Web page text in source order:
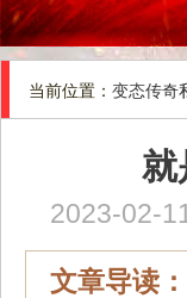
当前位置： 变态传奇
就
2023-02-
文章导读：